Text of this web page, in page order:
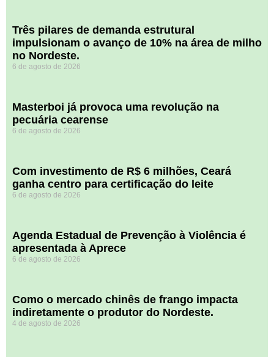
​Três pilares de demanda estrutural
impulsionam o avanço de 10% na área de milho
no Nordeste.
6 de agosto de 2026
Masterboi já provoca uma revolução na
pecuária cearense
6 de agosto de 2026
Com investimento de R$ 6 milhões, Ceará
ganha centro para certificação do leite
6 de agosto de 2026
Agenda Estadual de Prevenção à Violência é
apresentada à Aprece
6 de agosto de 2026
​Como o mercado chinês de frango impacta
indiretamente o produtor do Nordeste.
4 de agosto de 2026